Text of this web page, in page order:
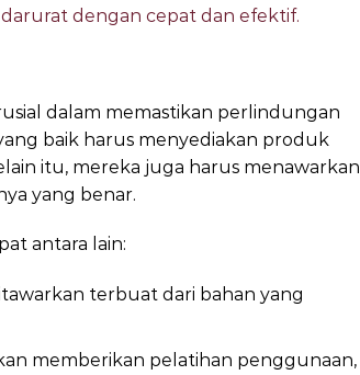
dengan cepat dan efektif.
dalam memastikan perlindungan
baik harus menyediakan produk
itu, mereka juga harus menawarkan
yang benar.
antara lain:
terbuat dari bahan yang
memberikan pelatihan penggunaan,